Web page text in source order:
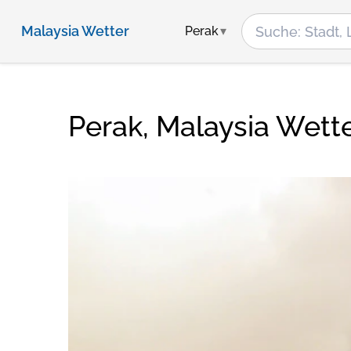
Malaysia Wetter Perak
Perak, Malaysia